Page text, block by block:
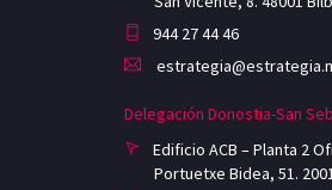
944 27 44 46
Delegación Donostia-San
Edificio ACB – Planta 2
Portuetxe Bidea, 51.